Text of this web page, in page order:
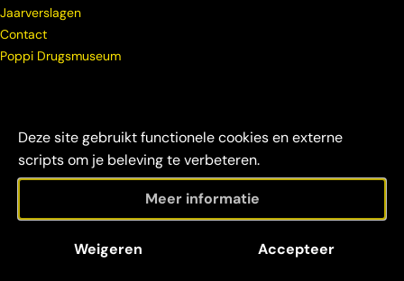
Deze site gebruikt functionele cookies en externe
scripts om je beleving te verbeteren.
Meer informatie
Weigeren Accepteer
Jaarverslagen
Contact
Poppi Drugsmuseum
Mainline 2026
verantwoordelijkheid
credits